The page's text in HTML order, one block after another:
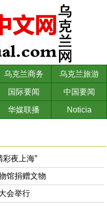
乌克兰商务 乌克兰旅游
国际要闻 中国要闻
华媒联播
Noticia
彩夜上海”
馆捐赠文物
会举行